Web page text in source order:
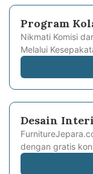
Program
Nikmati Komisi
Melalui
Desain
dengan gratis